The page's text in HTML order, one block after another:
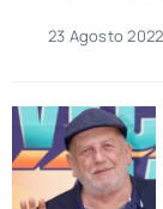
23 Agosto